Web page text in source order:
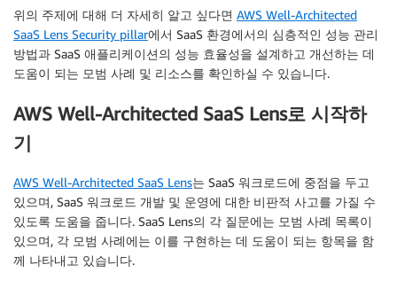
위의 주제에 대해 더 자세히 알고 싶다면 AWS Well-Architected
SaaS Lens Security pillar에서 SaaS 환경에서의 심층적인 성능 관리
방법과 SaaS 애플리케이션의 성능 효율성을 설계하고 개선하는 데
도움이 되는 모범 사례 및 리소스를 확인하실 수 있습니다.
AWS Well-Architected SaaS Lens로 시작하
기
AWS Well-Architected SaaS Lens는 SaaS 워크로드에 중점을 두고
있으며, SaaS 워크로드 개발 및 운영에 대한 비판적 사고를 가질 수
있도록 도움을 줍니다. SaaS Lens의 각 질문에는 모범 사례 목록이
있으며, 각 모범 사례에는 이를 구현하는 데 도움이 되는 항목을 함
께 나타내고 있습니다.